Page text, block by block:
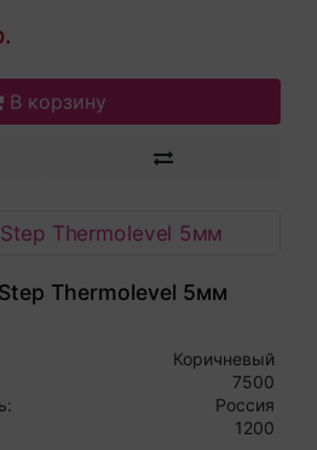
В корзину
Thermolevel 5мм
Коричневый
7500
Россия
1200